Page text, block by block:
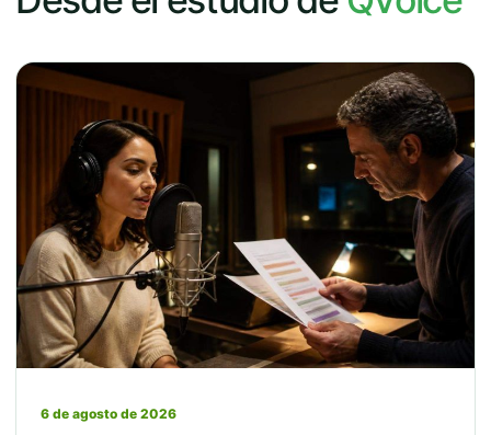
6 de agosto de 2026